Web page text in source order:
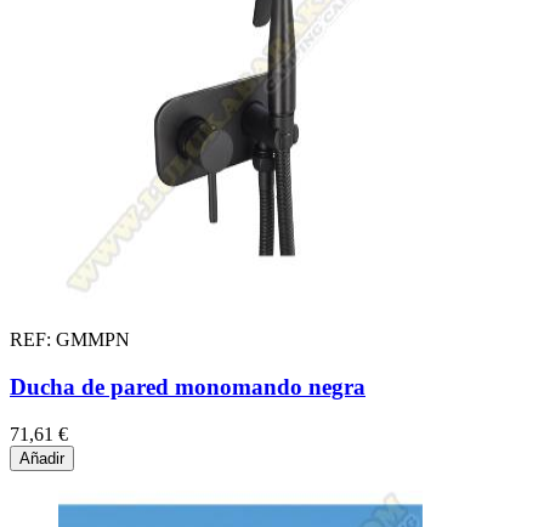
REF: GMMPN
Ducha de pared monomando negra
71,61 €
Añadir